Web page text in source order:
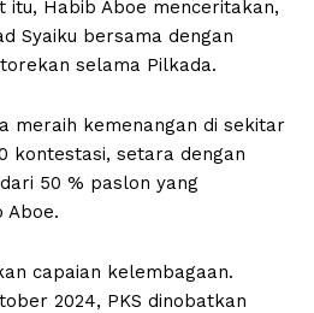
itu, Habib Aboe menceritakan,
Syaiku bersama dengan
selama Pilkada.
meraih kemenangan di sekitar
kontestasi, setara dengan
50 % paslon yang
Aboe.
capaian kelembagaan.
2024, PKS dinobatkan